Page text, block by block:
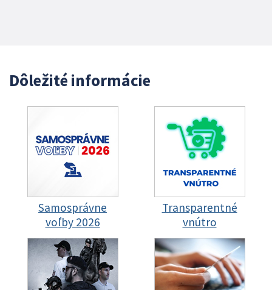
Dôležité informácie
Samosprávne
voľby 2026
Transparentné
vnútro